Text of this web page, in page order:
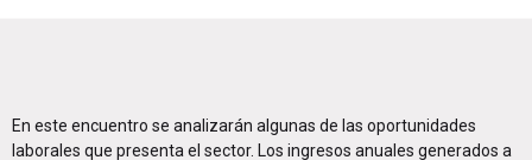
En este encuentro se analizarán algunas de las oportunidades
laborales que presenta el sector. Los ingresos anuales generados a